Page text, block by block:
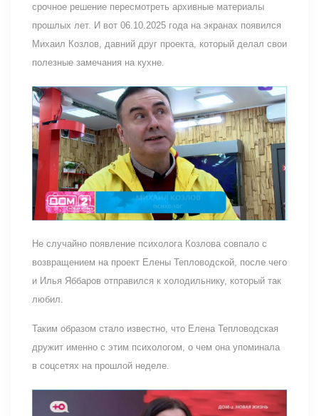
срочное решение пересмотреть архивные материалы
прошлых лет. И вот 06.10.2025 года на экранах появился
Михаил Козлов, давний друг проекта, который делал свои
полезные замечания на кухне.
Не случайно появление психолога Козлова совпало с
возвращением на проект Елены Тепловодской, после чего
и Илья Яббаров отправился к холодильнику, который так
любил.
Таким образом стало известно, что Елена Тепловодская
дружит именно с этим психологом, о чем она упоминала
в соцсетях на прошлой неделе.